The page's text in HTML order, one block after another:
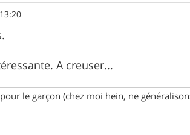
A creuser...
le garçon (chez moi hein, ne